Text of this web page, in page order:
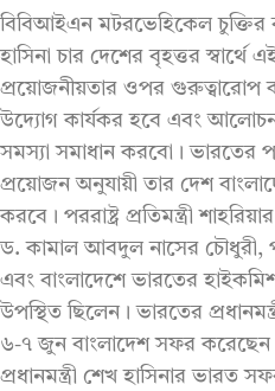
বিবিআইএন মটরভেহিকেল চুক্তির
হাসিনা চার দেশের বৃহত্তর
প্রয়োজনীয়তার ওপর গুরুত্বারোপ
উদ্যোগ কার্যকর হবে এবং
সমস্যা সমাধান করবো। ভারতের
প্রয়োজন অনুযায়ী তার দেশ
করবে। পররাষ্ট্র প্রতিমন্ত্রী
ড. কামাল আবদুল নাসের চৌধুরী,
এবং বাংলাদেশে ভারতের
উপস্থিত ছিলেন। ভারতের
৬-৭ জুন বাংলাদেশ সফর
প্রধানমন্ত্রী শেখ হাসিনার ভারত